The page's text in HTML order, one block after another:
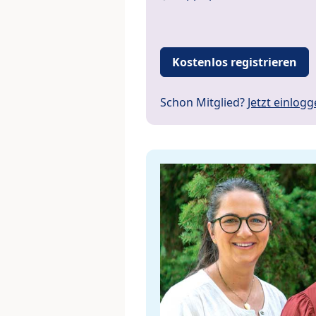
Kostenlos registrieren
Schon Mitglied? Jetzt